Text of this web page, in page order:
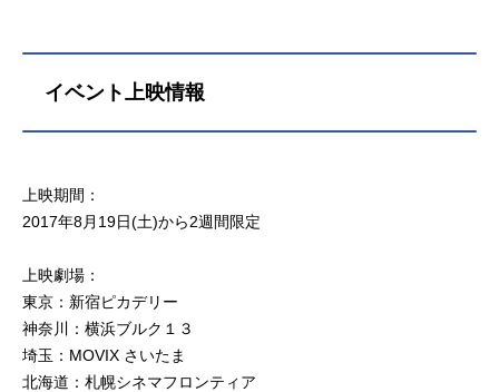
イベント上映情報
上映期間：
2017年8月19日(土)から2週間限定
上映劇場：
東京：新宿ピカデリー
神奈川：横浜ブルク１３
埼玉：MOVIX さいたま
北海道：札幌シネマフロンティア